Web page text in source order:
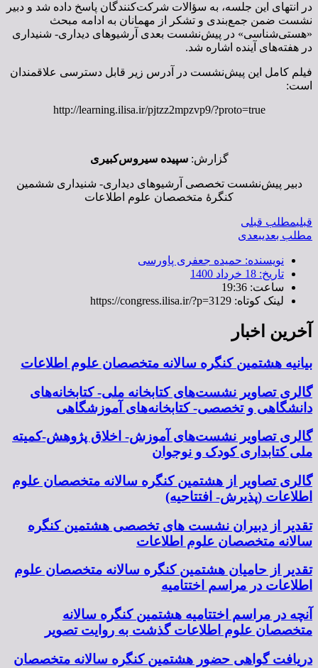
در انتهای این جلسه، به سؤالات شرکت‌کنندگان پاسخ داده شد و دبیر
نشست ضمن جمع‌بندی و تشکر از مهمانان به ادامه مبحث
«هستی‌شناسی» در پیش‌نشست بعدی آرشیوهای دیداری- شنیداری
در هفته‌های آینده اشاره شد.
فیلم کامل این پیش‌نشست در آدرس زیر قابل دسترسی علاقمندان
است:
http://learning.ilisa.ir/pjtzz2mpzvp9/?proto=true
گزارش:سپیده سیروس‌کبیری
دبیر پیش‌نشست تخصصی آرشیوهای دیداری- شنیداری ششمین
کنگرۀ متخصصان علوم اطلاعات
قبلیمطلب قبلی
مطلب بعدیبعدی
نویسنده: حمیده جعفری پاورسی
تاریخ: 18 خرداد 1400
ساعت: 19:36
لینک کوتاه: https://congress.ilisa.ir/?p=3129
آخرین اخبار
بیانیه هشتمین کنگره سالانه متخصصان علوم اطلاعات
گالری تصاویر نشست‌های کتابخانه ملی- کتابخانه‌های
دانشگاهی و تخصصی- کتابخانه‌های آموزشگاهی
گالری تصاویر نشست‌های آموزش- اخلاق پژوهش-کمیته
ملی کتابداری کودک و نوجوان
گالری تصاویر از هشتمین کنگره سالانه متخصصان علوم
اطلاعات (پذیرش- افتتاحیه)
تقدیر از دبیران نشست های تخصصی هشتمین کنگره
سالانه متخصصان علوم اطلاعات
تقدیر از حامیان هشتمین کنگره سالانه متخصصان علوم
اطلاعات در مراسم اختتامیه
آنچه در مراسم اختتامیه هشتمین کنگره سالانه
متخصصان علوم اطلاعات گذشت به روایت تصویر
دریافت گواهی حضور هشتمین کنگره سالانه متخصصان